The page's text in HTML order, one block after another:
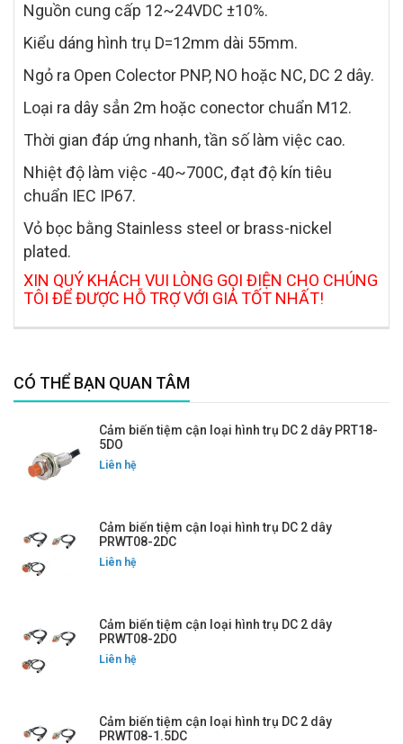
Nguồn cung cấp 12~24VDC ±10%.
Kiểu dáng hình trụ D=12mm dài 55mm.
Ngỏ ra Open Colector PNP, NO hoặc NC, DC 2 dây.
Loại ra dây sẳn 2m hoặc conector chuẩn M12.
Thời gian đáp ứng nhanh, tần số làm việc cao.
Nhiệt độ làm việc -40~700C, đạt độ kín tiêu
chuẩn IEC IP67.
Vỏ bọc bằng Stainless steel or brass-nickel
plated.
XIN QUÝ KHÁCH VUI LÒNG GỌI ĐIỆN CHO CHÚNG
TÔI ĐỂ ĐƯỢC HỖ TRỢ VỚI GIÁ TỐT NHẤT!
CÓ THỂ BẠN QUAN TÂM
Cảm biến tiệm cận loại hình trụ DC 2 dây PRT18-
5DO
Liên hệ
Cảm biến tiệm cận loại hình trụ DC 2 dây
PRWT08-2DC
Liên hệ
Cảm biến tiệm cận loại hình trụ DC 2 dây
PRWT08-2DO
Liên hệ
Cảm biến tiệm cận loại hình trụ DC 2 dây
PRWT08-1.5DC